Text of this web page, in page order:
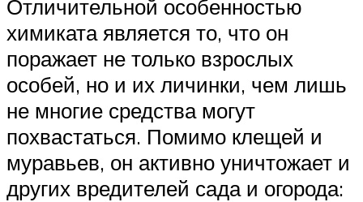
Отличительной особенностью
химиката является то, что он
поражает не только взрослых
особей, но и их личинки, чем лишь
не многие средства могут
похвастаться. Помимо клещей и
муравьев, он активно уничтожает и
других вредителей сада и огорода: